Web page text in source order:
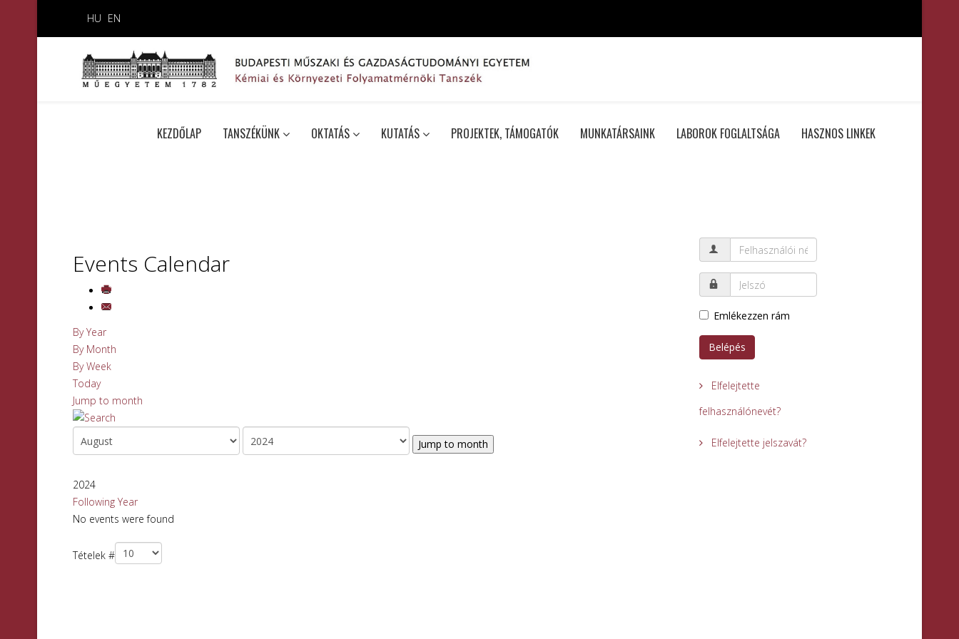
HU EN
KEZDŐLAP TANSZÉKÜNK OKTATÁS KUTATÁS PROJEKTEK, TÁMOGATÓK MUNKATÁRSAINK LABOROK FOGLALTSÁGA HASZNOS LINKEK
Events Calendar
By Year
By Month
By Week
Today
Jump to month
Jump to month
2024
Following Year
No events were found
Tételek #
Emlékezzen rám
Belépés
Elfelejtette
felhasználónevét?
Elfelejtette jelszavát?